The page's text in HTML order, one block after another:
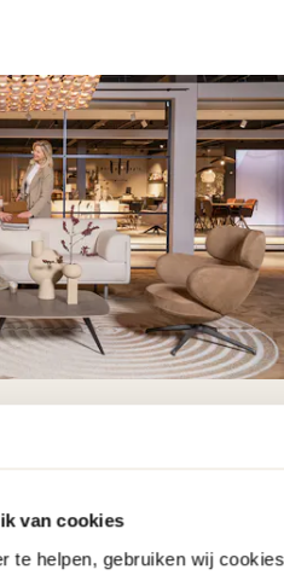
van cookies
te helpen, gebruiken wij
vtwonen